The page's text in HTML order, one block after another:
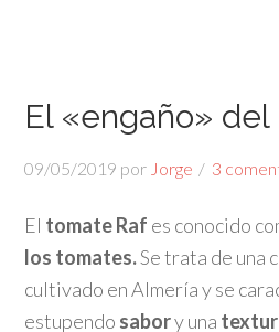
El «engaño»
09/05/2019 por Jorge 3
El tomate Raf es conocido
los tomates.Se trata de una
cultivado en Almería y se
estupendo sabory una